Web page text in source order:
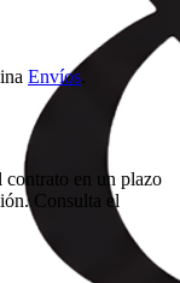
Envíos
contrato en un plazo
Consulta el